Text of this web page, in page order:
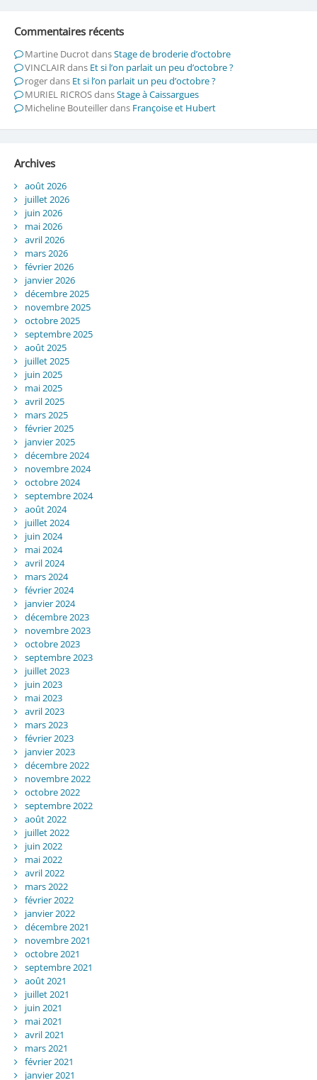
Commentaires récents
Martine DucrotdansStage de broderie d’octobre
VINCLAIRdans Et si l’on parlait un peu d’octobre ?
rogerdans Et si l’on parlait un peu d’octobre ?
MURIEL RICROSdansStage à Caissargues
Micheline Bouteillerdans Françoise et Hubert
Archives
août 2026
juillet 2026
juin 2026
mai 2026
avril 2026
mars 2026
février 2026
janvier 2026
décembre 2025
novembre 2025
octobre 2025
septembre 2025
août 2025
juillet 2025
juin 2025
mai 2025
avril 2025
mars 2025
février 2025
janvier 2025
décembre 2024
novembre 2024
octobre 2024
septembre 2024
août 2024
juillet 2024
juin 2024
mai 2024
avril 2024
mars 2024
février 2024
janvier 2024
décembre 2023
novembre 2023
octobre 2023
septembre 2023
juillet 2023
juin 2023
mai 2023
avril 2023
mars 2023
février 2023
janvier 2023
décembre 2022
novembre 2022
octobre 2022
septembre 2022
août 2022
juillet 2022
juin 2022
mai 2022
avril 2022
mars 2022
février 2022
janvier 2022
décembre 2021
novembre 2021
octobre 2021
septembre 2021
août 2021
juillet 2021
juin 2021
mai 2021
avril 2021
mars 2021
février 2021
janvier 2021